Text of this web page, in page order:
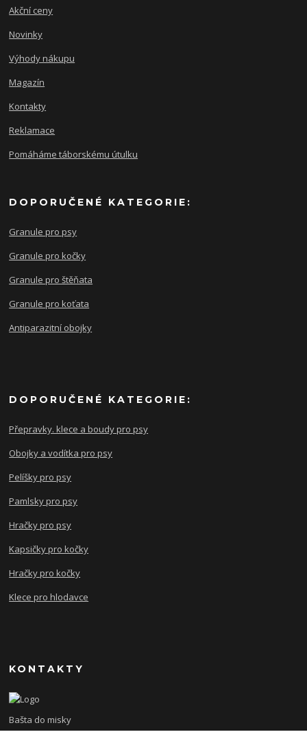
Akční ceny
Novinky
Výhody nákupu
Magazín
Kontakty
Reklamace
Pomáháme táborskému útulku
DOPORUČENÉ KATEGORIE:
Granule pro psy
Granule pro kočky
Granule pro štěňata
Granule pro koťata
Antiparazitní obojky
DOPORUČENÉ KATEGORIE:
Přepravky. klece a boudy pro psy
Obojky a vodítka pro psy
Pelíšky pro psy
Pamlsky pro psy
Hračky pro psy
Kapsičky pro kočky
Hračky pro kočky
Klece pro hlodavce
KONTAKTY
Bašta do misky